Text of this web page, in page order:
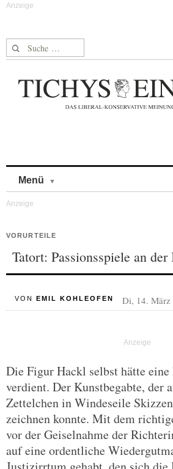
Suche nach:
Menü
VORURTEILE
Tatort: Passionsspiele an der
VON EMIL KOHLEOFEN Di, 14. März
Die Figur Hackl selbst hätte
verdient. Der Kunstbegabte, der
Zettelchen in Windeseile
zeichnen konnte. Mit dem
vor der Geiselnahme der
auf eine ordentliche